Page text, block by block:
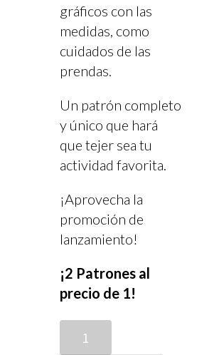
gráficos con las
medidas, como
cuidados de las
prendas.
Un patrón completo
y único que hará
que tejer sea tu
actividad favorita.
¡Aprovecha la
promoción de
lanzamiento!
¡2 Patrones al
precio de 1!